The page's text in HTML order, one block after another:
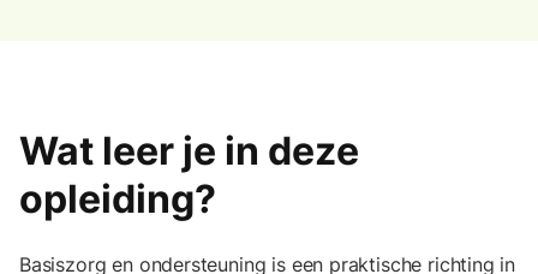
Wat leer je in deze
opleiding?
Basiszorg en ondersteuning is een praktische richting in